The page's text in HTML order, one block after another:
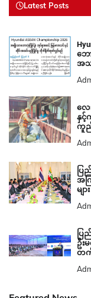
Latest Posts
ဘေ
အ
လေ
နှင့်
ကူညီ
ပြ
အက
မျ
ပြ
ဦး
တက်